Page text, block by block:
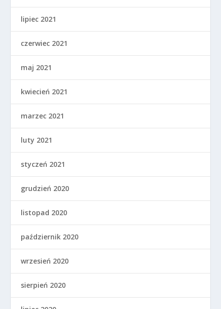
lipiec 2021
czerwiec 2021
maj 2021
kwiecień 2021
marzec 2021
luty 2021
styczeń 2021
grudzień 2020
listopad 2020
październik 2020
wrzesień 2020
sierpień 2020